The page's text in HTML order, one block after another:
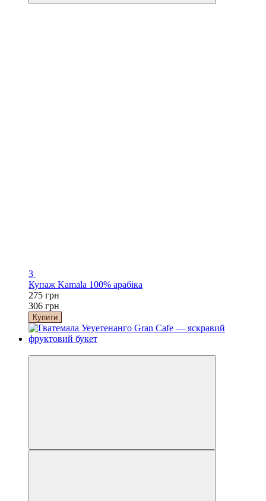
3
Купаж Kamala 100% арабіка
275 грн
306 грн
Купити